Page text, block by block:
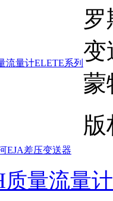
流量计ELETE系列
EJA差压变送器
质量流量计
变
蒙